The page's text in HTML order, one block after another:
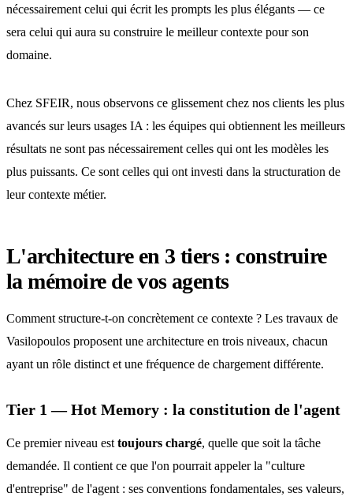
nécessairement celui qui écrit les prompts les plus élégants — ce
sera celui qui aura su construire le meilleur contexte pour son
domaine.
Chez SFEIR, nous observons ce glissement chez nos clients les plus
avancés sur leurs usages IA : les équipes qui obtiennent les meilleurs
résultats ne sont pas nécessairement celles qui ont les modèles les
plus puissants. Ce sont celles qui ont investi dans la structuration de
leur contexte métier.
L'architecture en 3 tiers : construire
la mémoire de vos agents
Comment structure-t-on concrètement ce contexte ? Les travaux de
Vasilopoulos proposent une architecture en trois niveaux, chacun
ayant un rôle distinct et une fréquence de chargement différente.
Tier 1 — Hot Memory : la constitution de l'agent
Ce premier niveau est toujours chargé, quelle que soit la tâche
demandée. Il contient ce que l'on pourrait appeler la "culture
d'entreprise" de l'agent : ses conventions fondamentales, ses valeurs,